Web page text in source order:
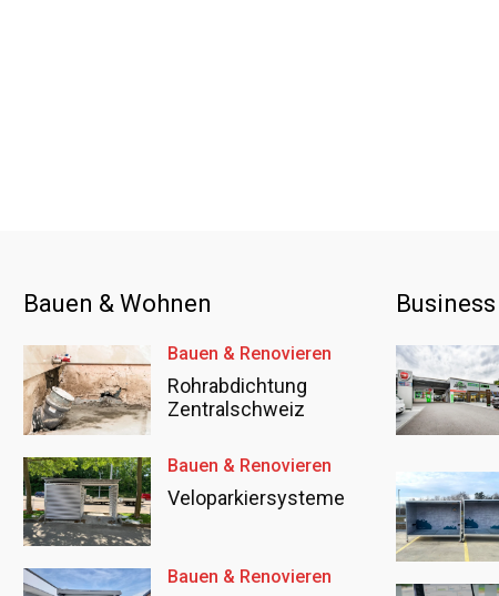
Bauen & Wohnen
Bauen & Renovieren
Rohrabdichtung
Zentralschweiz
Bauen & Renovieren
Veloparkiersysteme
Bauen & Renovieren
Business